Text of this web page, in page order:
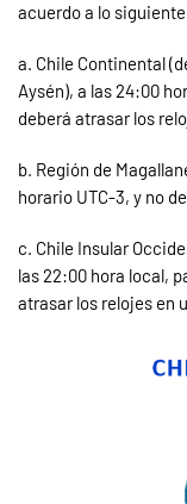
acuerdo a lo
a. Chile Continental
Aysén), a las 24:00
deberá atrasar los
b. Región de
horario UTC-3, y no
c. Chile Insular
las 22:00 hora local,
atrasar los relojes en